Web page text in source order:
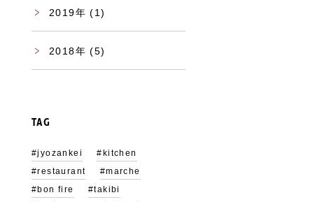
2019 (1)
2018 (5)
TAG
#jyozankei
#kitchen
#restaurant
#marche
#bon fire
#takibi